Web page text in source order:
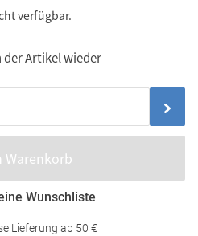
verfügbar.
Artikel wieder
Warenkorb
Wunschliste
Lieferung ab 50 €